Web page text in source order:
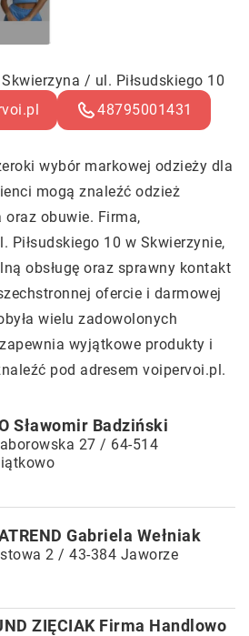
/ ul. Piłsudskiego 10
48795001431
wybór markowej odzieży dla
mogą znaleźć odzież
obuwie. Firma,
Piłsudskiego 10 w Skwierzynie,
obsługę oraz sprawny kontakt
ofercie i darmowej
wielu zadowolonych
wyjątkowe produkty i
pod adresem voipervoi.pl.
Sławomir Badziński
27 / 64-514
Gabriela Wełniak
2 / 43-384 Jaworze
ZIĘCIAK Firma Handlowo